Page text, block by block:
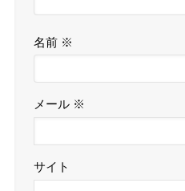
名前 ※
メール ※
サイト